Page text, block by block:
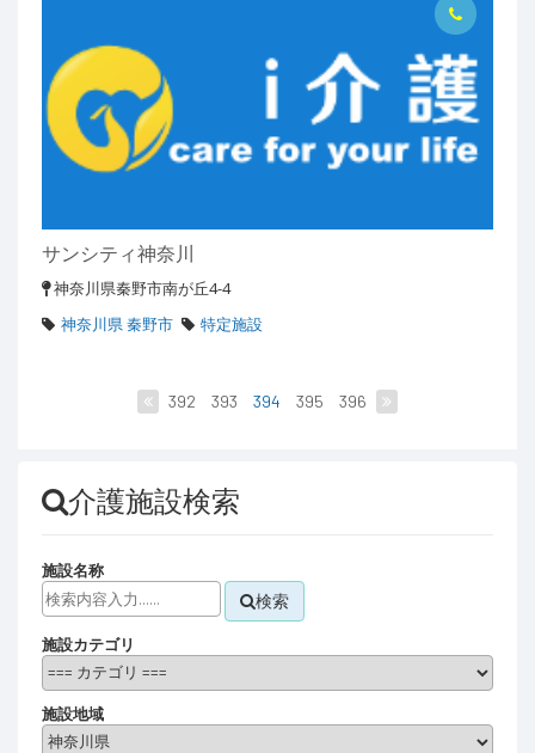
サンシティ神奈川
神奈川県秦野市南が丘4-4
神奈川県 秦野市
特定施設
392 393 394 395 396
介護施設検索
施設名称
検索
施設カテゴリ
施設地域